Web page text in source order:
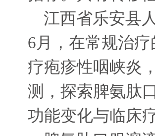
江西省乐安县
6月，在常规治
疗疱疹性咽峡炎
测，探索脾氨肽
功能变化与临床